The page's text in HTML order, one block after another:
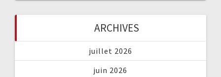
ARCHIVES
juillet 2026
juin 2026